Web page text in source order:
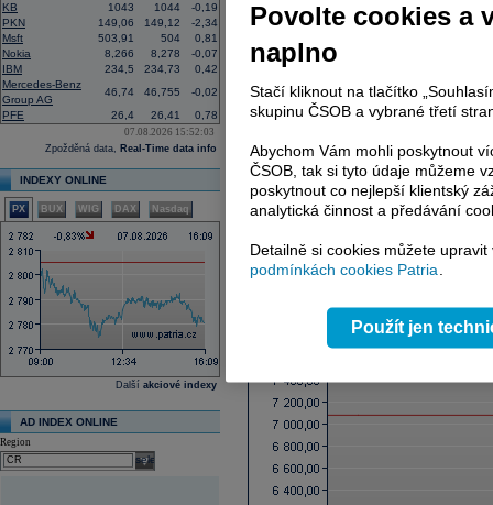
KB
1043 1044
-0,19
PKN
149,06 149,12
-2,34
Msft
503,91 504
0,81
Nokia
8,266 8,278
-0,07
IBM
234,5 234,73
0,42
Mercedes-Benz
Group AG
46,74 46,755
-0,02
PFE
26,4 26,41 0,78
07.08.2026 15:52:03
Zpožděná data, Real-Time data info
INDEXY ONLINE
PX BUX WIG DAX Nasdaq
Další akciové indexy
AD INDEX ONLINE
Region
select
Povolte cookies a
naplno
Stačí kliknout na tlačítko
skupinu ČSOB a vybrané třetí
Abychom Vám mohli poskytnout
ČSOB, tak si tyto údaje můžeme
poskytnout co nejlepší klientský
analytická činnost a předávání
Detailně si cookies můžete
podmínkách cookies Patria.
Použít jen